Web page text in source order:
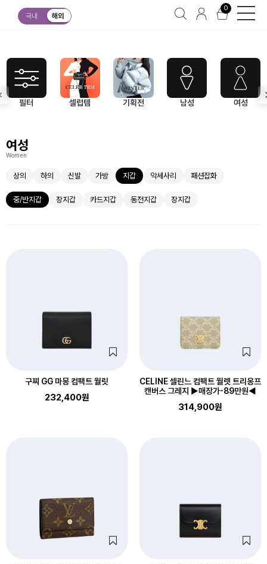
국내 해외
0
중/반지갑
필터 셀럽템 기획전 남성 여성
여성
Women
상의 하의 신발 가방 지갑 악세사리 패션잡화
중/반지갑 장지갑 카드지갑 동전지갑 장지갑
구찌 GG 마몽 컴팩트 월릿
232,400원
CELINE 셀린느 컴팩트 월렛 트리옹프
캔버스 그레지 ▶매장가-89만원◀
314,900원